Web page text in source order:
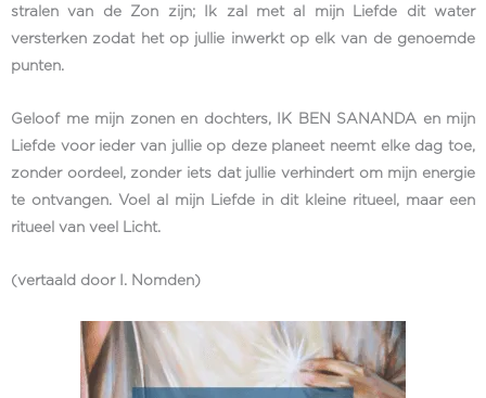
stralen van de Zon zijn; Ik zal met al mijn Liefde dit water
versterken zodat het op jullie inwerkt op elk van de genoemde
punten.
Geloof me mijn zonen en dochters, IK BEN SANANDA en mijn
Liefde voor ieder van jullie op deze planeet neemt elke dag toe,
zonder oordeel, zonder iets dat jullie verhindert om mijn energie
te ontvangen. Voel al mijn Liefde in dit kleine ritueel, maar een
ritueel van veel Licht.
(vertaald door I. Nomden)